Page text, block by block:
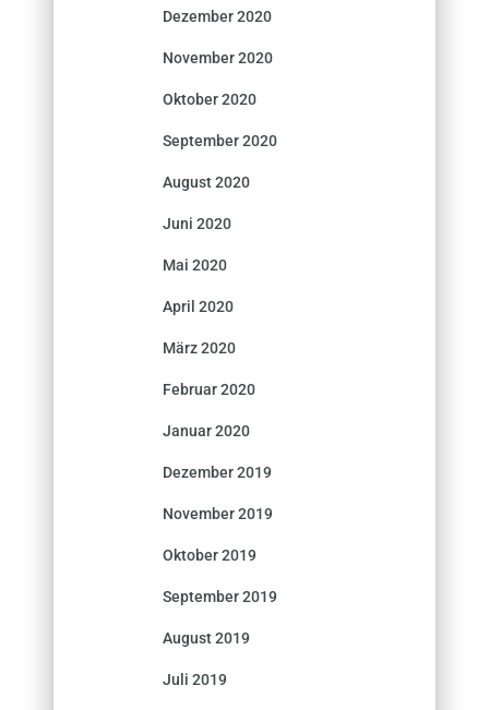
Dezember 2020
November 2020
Oktober 2020
September 2020
August 2020
Juni 2020
Mai 2020
April 2020
März 2020
Februar 2020
Januar 2020
Dezember 2019
November 2019
Oktober 2019
September 2019
August 2019
Juli 2019